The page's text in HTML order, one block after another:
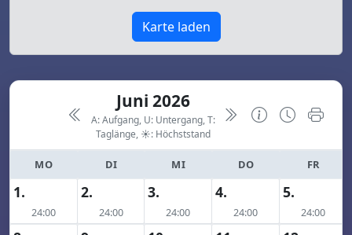
Karte laden
Juni 2026
A: Aufgang, U: Untergang, T:
Taglänge, ☀: Höchststand
MO DI MI DO FR
1.
24:00
2.
24:00
3.
24:00
4.
24:00
5.
24:00